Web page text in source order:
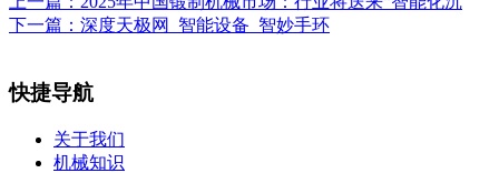
下一篇： 深度天极网_智能设备_智妙手环
快捷导航
关于我们
机械知识